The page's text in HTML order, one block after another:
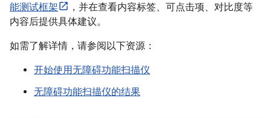
能测试框架
，并在查看内容标签、可点击项、对比度等
内容后提供具体建议。
如需了解详情，请参阅以下资源：
开始使用无障碍功能扫描仪
无障碍功能扫描仪的结果